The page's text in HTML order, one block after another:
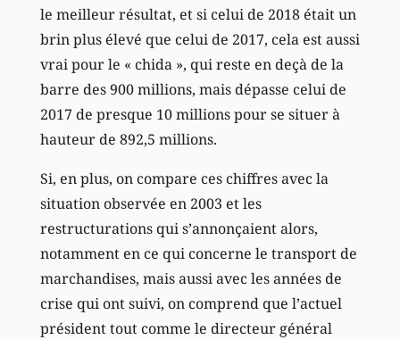
le meilleur résultat, et si celui de 2018 était un
brin plus élevé que celui de 2017, cela est aussi
vrai pour le « chida », qui reste en deçà de la
barre des 900 millions, mais dépasse celui de
2017 de presque 10 millions pour se situer à
hauteur de 892,5 millions.
Si, en plus, on compare ces chiffres avec la
situation observée en 2003 et les
restructurations qui s’annonçaient alors,
notamment en ce qui concerne le transport de
marchandises, mais aussi avec les années de
crise qui ont suivi, on comprend que l’actuel
président tout comme le directeur général